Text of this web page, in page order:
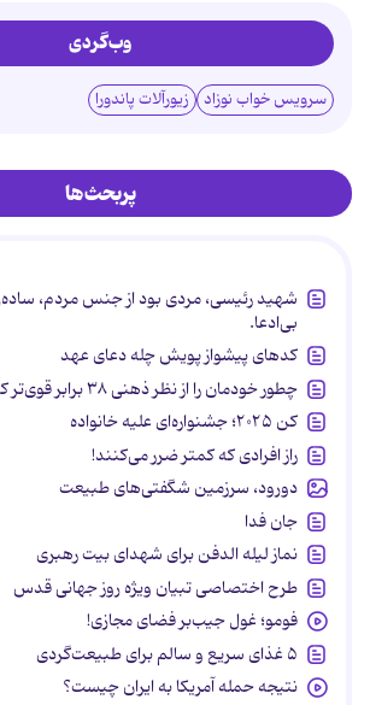
وب‌گردی
سرویس خواب نوزاد زیورآلات پاندورا
پربحث‌ها
شهید رئیسی، مردی بود از جنس مردم،
بی‌ادعا.
کدهای پیشواز پویش چله دعای عهد
چطور خودمان را از نظر ذهنی ۳۸ برابر قوی‌تر کنیم؟
کن ۲۰۲۵؛ جشنواره‌ای علیه خانواده
راز افرادی که کمتر ضرر می‌کنند!
دورود، سرزمین شگفتی‌های طبیعت
جان فدا
نماز لیله الدفن برای شهدای بیت رهبری
طرح اختصاصی تبیان ویژه روز جهانی قدس
فومو؛ غول جیب‌بر فضای مجازی!
۵ غذای سریع و سالم برای طبیعت‌گردی
نتیجه حمله آمریکا به ایران چیست؟